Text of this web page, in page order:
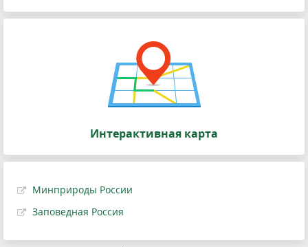
Интерактивная карта
Минприроды России
Заповедная Россия